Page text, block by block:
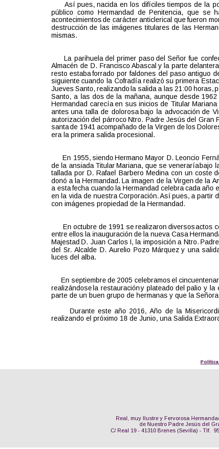
Real, muy Ilustre y Fervorosa
de Nuestro Padre Jesús del
C/ Real 19 - 41310 Brenes (Sevilla) - Tlf.
Así pues, nacida en los difíciles tiempos de la
público como Hermandad de Penitencia, que se
acontecimientos de carácter anticlerical que fueron
destrucción de las imágenes titulares de las
mismas.
La parihuela del primer paso del Señor fue
Almacén de D. Francisco Abascal y la parte
resto estaba forrado por faldones del paso antiguo
siguiente cuando la Cofradía realizó su primera
Jueves Santo, realizando la salida a las 21:00 horas,
Santo, a las dos de la mañana, aunque desde
Hermandad carecía en sus inicios de Titular
antes una talla de dolorosa bajo la advocación de
autorización del párroco Ntro. Padre Jesús del Gran
santa de 1941 acompañado de la Virgen de los
era la primera salida procesional.
En 1955, siendo Hermano Mayor D. Leoncio
de la ansiada Titular Mariana, que se veneraría bajo
tallada por D. Rafael Barbero Medina con un coste
donó a la Hermandad. La imagen de la Virgen de la
a esta fecha cuando la Hermandad celebra cada año
en la vida de nuestra Corporación. Así pues, a partir
con imágenes propiedad de la Hermandad.
En octubre de 1991 se realizaron diversos actos
entre ellos la inauguración de la nueva Casa
Majestad D. Juan Carlos I, la imposición a Ntro.
del Sr. Alcalde D. Aurelio Pozo Márquez y una
luces del alba.
En septiembre de 2005 celebramos el
realizándose la restauración y plateado del palio y la
parte de un buen grupo de hermanas y que la
Durante este año 2016, Año de la
realizando el próximo 18 de Junio, una Salida